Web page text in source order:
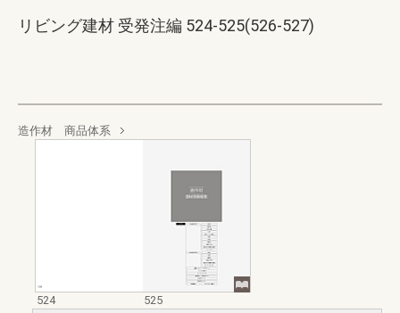
リビング建材 受発注編 524-525(526-527)
造作材 商品体系
524
525